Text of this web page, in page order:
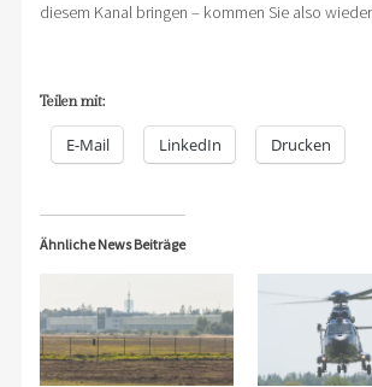
diesem Kanal bringen – kommen Sie also wieder.
Teilen mit:
E-Mail LinkedIn Drucken
Ähnliche News Beiträge